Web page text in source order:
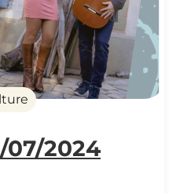
07/2024